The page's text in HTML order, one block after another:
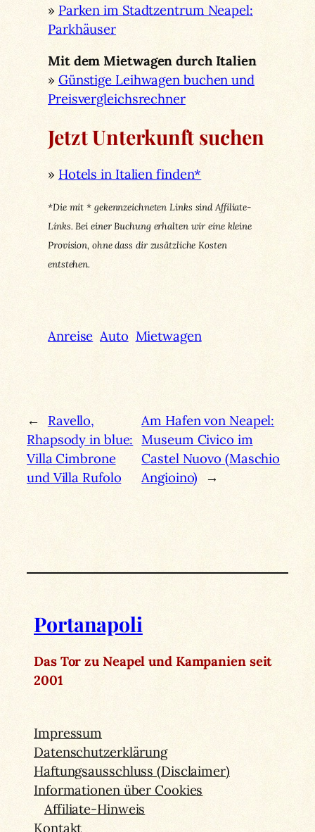
» Parken im Stadtzentrum Neapel:
Parkhäuser
Mit dem Mietwagen durch Italien
» Günstige Leihwagen buchen und
Preisvergleichsrechner
Jetzt Unterkunft suchen
» Hotels in Italien finden*
*Die mit * gekennzeichneten Links sind Affiliate-
Links. Bei einer Buchung erhalten wir eine kleine
Provision, ohne dass dir zusätzliche Kosten
entstehen.
Anreise Auto Mietwagen
←
Ravello,
Rhapsody in blue:
Villa Cimbrone
und Villa Rufolo
Am Hafen von Neapel:
Museum Civico im
Castel Nuovo (Maschio
Angioino)
→
Portanapoli
Das Tor zu Neapel und Kampanien seit
2001
Impressum
Datenschutzerklärung
Haftungsausschluss (Disclaimer)
Informationen über Cookies
Affiliate-Hinweis
Kontakt